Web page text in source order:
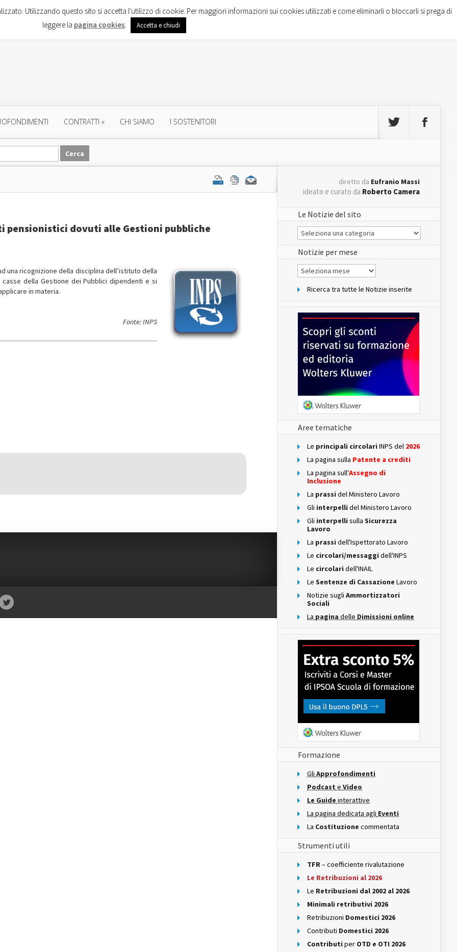
CONTRATTI » CHI SIAMO I SOSTENITORI
pensionistici dovuti alle Gestioni pubbliche
una ricognizione della disciplina dell’istituto della
della Gestione dei Pubblici dipendenti e si
in materia.
Fonte: INPS
diretto da Eufranio Massi
ideato e curato da Roberto Camera
Le Notizie del sito
Le
Notizie
del
sito
Notizie per mese
Notizie
per
Ricerca tra tutte le Notizie inserite
Aree tematiche
Le principali circolari INPS del 2026
La pagina sulla Patente a crediti
La pagina sull'Assegno di
Inclusione
La prassi del Ministero Lavoro
Gli interpelli del Ministero Lavoro
Gli interpelli sulla Sicurezza
Lavoro
La prassi dell'Ispettorato Lavoro
Le circolari/messaggi dell'INPS
Le circolari dell'INAIL
Le Sentenze di Cassazione Lavoro
Notizie sugli Ammortizzatori
Sociali
La pagina delle Dimissioni online
Formazione
Gli Approfondimenti
Podcast e Video
Le Guide interattive
La pagina dedicata agli Eventi
La Costituzione commentata
Strumenti utili
TFR– coefficiente rivalutazione
Le Retribuzioni al 2026
Le Retribuzioni dal 2002 al 2026
Minimali retributivi 2026
Retribuzioni Domestici 2026
Contributi Domestici 2026
Contributi per OTD e OTI 2026
Utilizzando questo sito si accetta l'utilizzo di cookie. Per maggiori informazioni sui cookies utilizzati e come eliminarli o bloccarli si prega di
leggere la pagina cookies. Accetta e chiudi